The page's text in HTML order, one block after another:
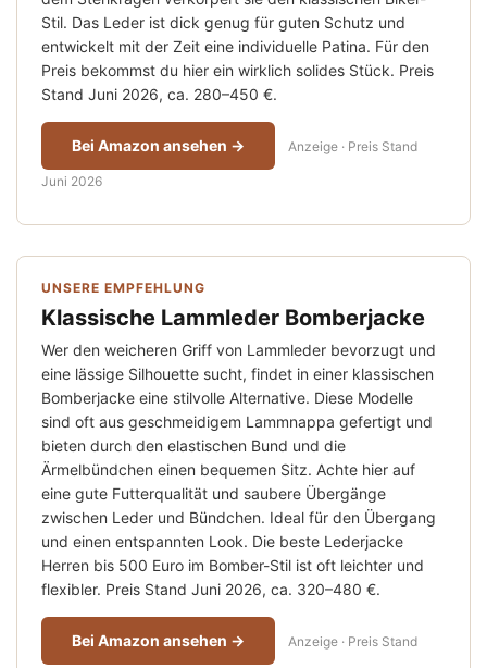
Stil. Das Leder ist dick genug für guten Schutz und
entwickelt mit der Zeit eine individuelle Patina. Für den
Preis bekommst du hier ein wirklich solides Stück. Preis
Stand Juni 2026, ca. 280–450 €.
Bei Amazon ansehen → Anzeige · Preis Stand
Juni 2026
UNSERE EMPFEHLUNG
Klassische Lammleder Bomberjacke
Wer den weicheren Griff von Lammleder bevorzugt und
eine lässige Silhouette sucht, findet in einer klassischen
Bomberjacke eine stilvolle Alternative. Diese Modelle
sind oft aus geschmeidigem Lammnappa gefertigt und
bieten durch den elastischen Bund und die
Ärmelbündchen einen bequemen Sitz. Achte hier auf
eine gute Futterqualität und saubere Übergänge
zwischen Leder und Bündchen. Ideal für den Übergang
und einen entspannten Look. Die beste Lederjacke
Herren bis 500 Euro im Bomber-Stil ist oft leichter und
flexibler. Preis Stand Juni 2026, ca. 320–480 €.
Bei Amazon ansehen → Anzeige · Preis Stand